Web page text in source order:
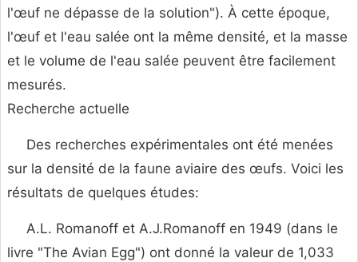
l'œuf ne dépasse de la solution"). À cette époque,
l'œuf et l'eau salée ont la même densité, et la masse
et le volume de l'eau salée peuvent être facilement
mesurés.
Recherche actuelle
Des recherches expérimentales ont été menées
sur la densité de la faune aviaire des œufs. Voici les
résultats de quelques études:
A.L. Romanoff et A.J.Romanoff en 1949 (dans le
livre "The Avian Egg") ont donné la valeur de 1,033